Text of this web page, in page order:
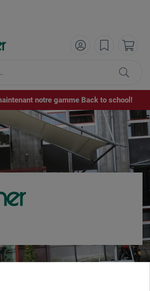
notre gamme Back to school!